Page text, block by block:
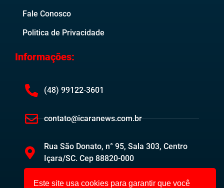
Fale Conosco
Politica de Privacidade
Informações:
(48) 99122-3601
contato@icaranews.com.br
Rua São Donato, n° 95, Sala 303, Centro
Içara/SC. Cep 88820-000
Este site usa cookies para garantir que você